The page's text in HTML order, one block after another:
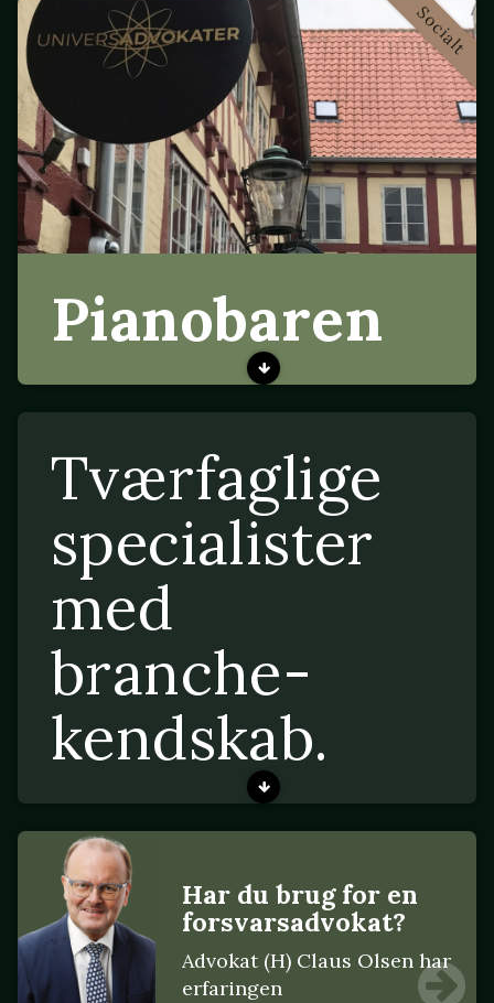
Socialt
Pianobaren
Tværfaglige
specialister
med
branche-
kendskab.
Har du brug for en
forsvarsadvokat?
Advokat (H) Claus Olsen har
erfaringen